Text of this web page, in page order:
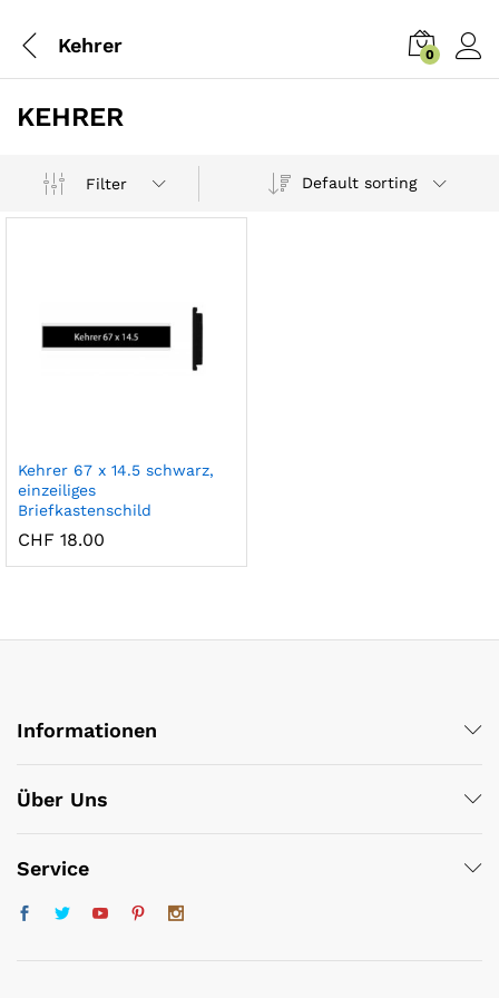
Kehrer 0
KEHRER
Filter Default sorting
Kehrer 67 x 14.5 schwarz,
einzeiliges
Briefkastenschild
CHF 18.00
Informationen
Über Uns
Service